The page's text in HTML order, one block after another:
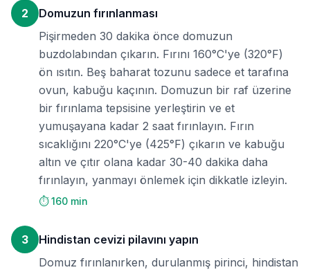
2
Domuzun fırınlanması
Pişirmeden 30 dakika önce domuzun
buzdolabından çıkarın. Fırını 160°C'ye (320°F)
ön ısıtın. Beş baharat tozunu sadece et tarafına
ovun, kabuğu kaçının. Domuzun bir raf üzerine
bir fırınlama tepsisine yerleştirin ve et
yumuşayana kadar 2 saat fırınlayın. Fırın
sıcaklığını 220°C'ye (425°F) çıkarın ve kabuğu
altın ve çıtır olana kadar 30-40 dakika daha
fırınlayın, yanmayı önlemek için dikkatle izleyin.
⏱️ 160 min
3
Hindistan cevizi pilavını yapın
Domuz fırınlanırken, durulanmış pirinci, hindistan